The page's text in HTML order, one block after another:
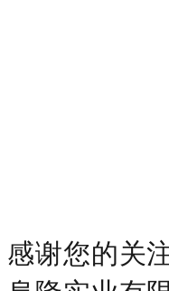
感谢您的关